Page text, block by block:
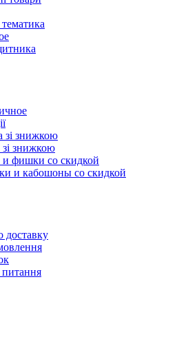
зі знижкою
зі знижкою
фишки со скидкой
и кабошоны со скидкой
доставку
питання